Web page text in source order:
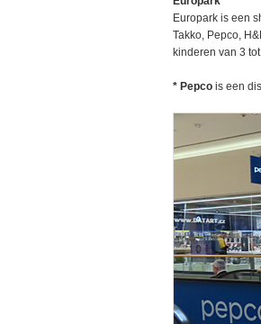
Europark is een
Takko, Pepco,
kinderen van 3
* Pepco is een